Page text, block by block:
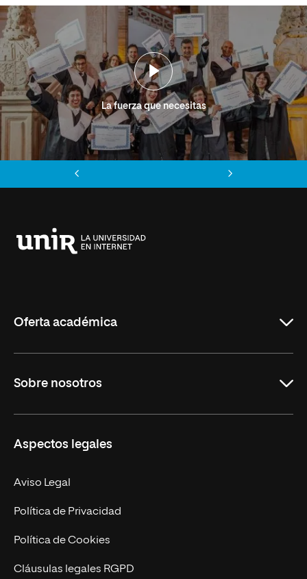
La fuerza que necesitas
Oferta académica
Másteres Oficiales
Másteres Propios
Doctorados
Experto Universitario
Postgrados
Cursos Universitarios
Sobre nosotros
Facultades
Nuestro Equipo
Trabaja en UNIR
Actualidad
UNIR Revista
Aspectos legales
Aviso Legal
Política de Privacidad
Política de Cookies
Cláusulas legales RGPD